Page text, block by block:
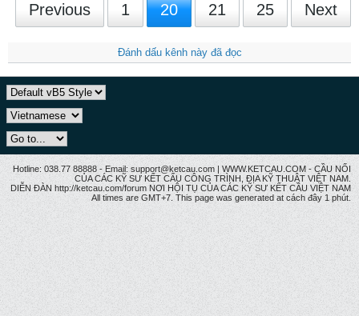
Previous 1 20 21 25 Next
Đánh dấu kênh này đã đọc
Hotline: 038.77 88888 - Email: support@ketcau.com | WWW.KETCAU.COM - CẦU NỐI
CỦA CÁC KỸ SƯ KẾT CẤU CÔNG TRÌNH, ĐỊA KỸ THUẬT VIỆT NAM.
DIỄN ĐÀN http://ketcau.com/forum NƠI HỘI TỤ CỦA CÁC KỸ SƯ KẾT CÂU VIỆT NAM
All times are GMT+7. This page was generated at cách đây 1 phút.